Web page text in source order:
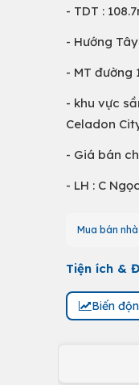
- TDT :
- Hướng
- MT đường
- khu vực
Celadon
- Giá bán
- LH : C
Mua bán
Tiện ích &
Biến